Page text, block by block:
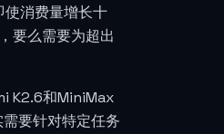
消费量增长十
要么需要为超出
K2.6和MiniMax
要针对特定任务